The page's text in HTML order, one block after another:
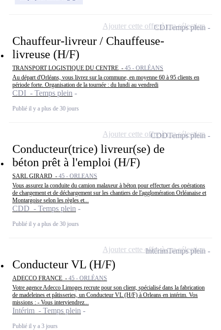
Chauffeur-livreur / Chauffeuse-
livreuse (H/F)
TRANSPORT LOGISTIQUE DU CENTRE - 45 - ORLÉANS
Au départ d'Orléans, vous livrez sur la commune, en moyenne 60 à 95 clients en
période forte. Organisation de la tournée : du lundi au vendredi
CDI - Temps plein
Publié il y a plus de 30 jours
CDITemps plein
Ajouter cette offre à ma sélection
Conducteur(trice) livreur(se) de
béton prêt à l'emploi (H/F)
SARL GIRARD - 45 - ORLEANS
Vous assurez la conduite du camion malaxeur à béton pour effectuer des opérations
de chargement et de déchargement sur les chantiers de l'agglomération Orléanaise et
Montargoise selon les règles et...
CDD - Temps plein
Publié il y a plus de 30 jours
CDDTemps plein
Ajouter cette offre à ma sélection
Conducteur VL (H/F)
ADECCO FRANCE - 45 - ORLÉANS
Votre agence Adecco Limoges recrute pour son client, spécialisé dans la fabrication
de madeleines et pâtisseries, un Conducteur VL (H/F) à Orleans en intérim. Vos
missions : - Vous interviendrez...
Intérim - Temps plein
Publié il y a 3 jours
IntérimTemps plein
Ajouter cette offre à ma sélection